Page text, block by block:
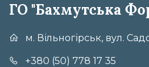
ГО "Бахмутська
м. Вільногірськ, вул.
+380 (50) 778 17 35